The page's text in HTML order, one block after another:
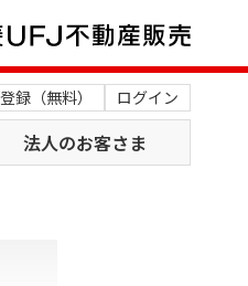
録（無料） ログイン
法人のお客さま